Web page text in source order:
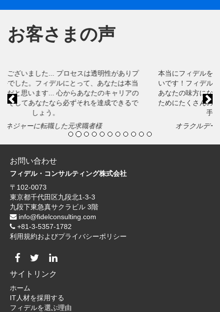
お客さまの声
本当にフィデルを皆さんのコンサルタントとしてお勧めした
いです！フィデルのリクルーターはとても良い人で、いつも
あなたの味方になってくれます。彼女はあなたのキャリアの
ためにたくさんの提案をしてくれて、あなたの成功をきっと
オラクルデータベース管理に転職した元求職者様
前
お問い合わせ
フィデル・コンサルティング株式会社
〒102-0073
東京都千代田区九段北1-3-3
九段下東急真サクラビル 3階
info@fidelconsulting.com
+81-3-5357-1782
利用規約およびプライバシーポリシー
サイトリンク
ホーム
IT人材を採用する
フィデルを選ぶ理由